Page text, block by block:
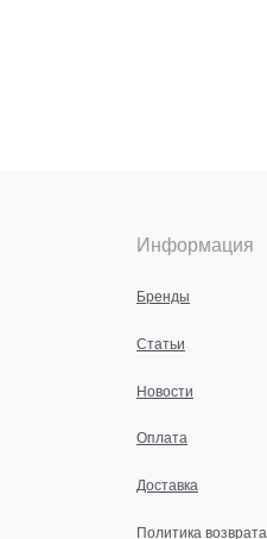
Информация
Бренды
Статьи
Новости
Оплата
Доставка
Политика возврата